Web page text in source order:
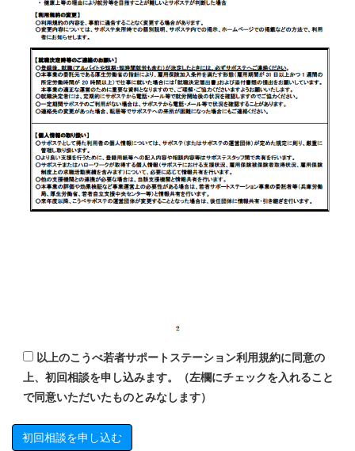
以上のこうべ若者サポートステーション利用規約に同意の
上、初回相談を申し込みます。
（左欄にチェックを入れること
で同意いただいたものとみなします）